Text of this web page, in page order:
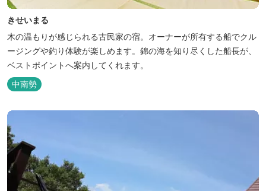
きせいまる
木の温もりが感じられる古民家の宿。オーナーが所有する船でクル
ージングや釣り体験が楽しめます。錦の海を知り尽くした船長が、
ベストポイントへ案内してくれます。
中南勢